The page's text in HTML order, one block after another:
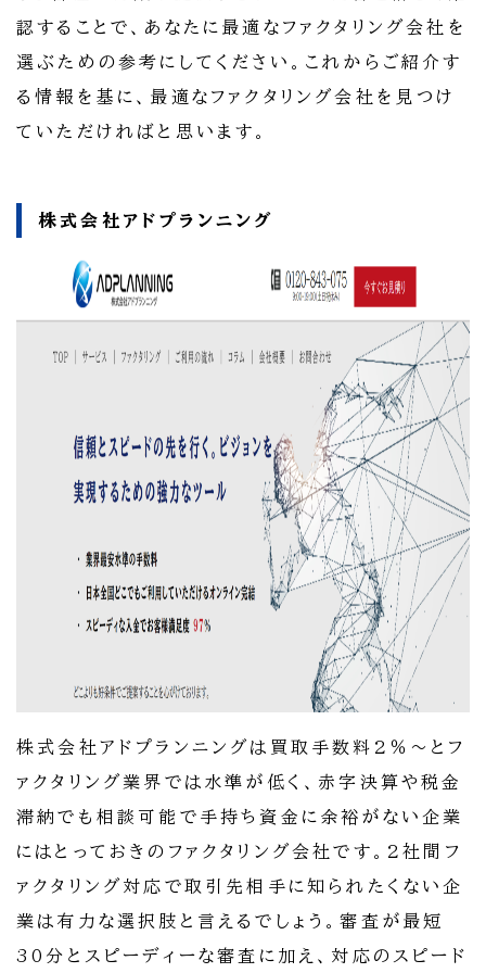
認することで、あなたに最適なファクタリング会社を
選ぶための参考にしてください。これからご紹介す
る情報を基に、最適なファクタリング会社を見つけ
ていただければと思います。
株式会社アドプランニング
株式会社アドプランニングは買取手数料2％～とフ
ァクタリング業界では水準が低く、赤字決算や税金
滞納でも相談可能で手持ち資金に余裕がない企業
にはとっておきのファクタリング会社です。2社間フ
ァクタリング対応で取引先相手に知られたくない企
業は有力な選択肢と言えるでしょう。審査が最短
30分とスピーディーな審査に加え、対応のスピード